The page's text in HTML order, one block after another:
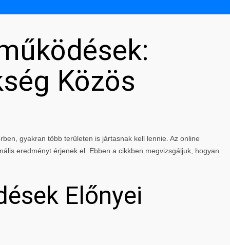
Közös
gyakran több területen is jártasnak kell lennie. Az online
eredményt érjenek el. Ebben a cikkben megvizsgáljuk, hogyan
Előnyei